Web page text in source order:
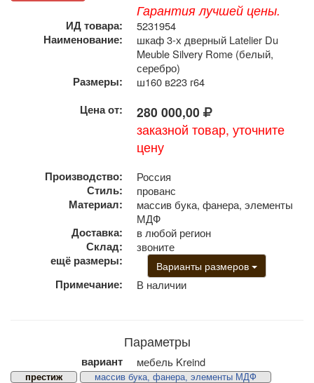
Гарантия лучшей цены.
ИД товара:
5231954
Наименование:
шкаф 3-х дверный Latelier Du
Meuble Silvery Rome (белый,
серебро)
Размеры:
ш160 в223 г64
Цена от:
280 000,00
заказной товар, уточните
цену
Производство:
Россия
Стиль:
прованс
Материал:
массив бука, фанера, элементы
МДФ
Доставка:
в любой регион
Склад:
звоните
ещё размеры:
Варианты размеров
Примечание: В наличии
Параметры
вариант мебель Kreind
престиж
массив бука, фанера, элементы МДФ